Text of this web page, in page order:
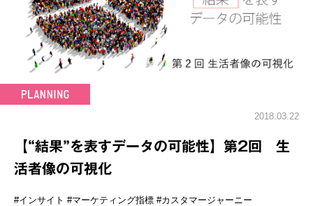
2018.03.22
【“結果”を表すデータの可能性】第2回 生
活者像の可視化
#インサイト #マーケティング指標 #カスタマージャーニー